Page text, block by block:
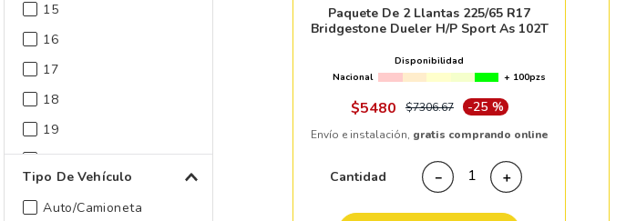
15
16
17
18
19
20
Tipo De Vehículo
Auto/Camioneta
Paquete De 2 Llantas 225/65 R17
Bridgestone Dueler H/P Sport As 102T
Disponibilidad
Nacional
+ 100pzs
$5480 $7306.67 -25 %
Envío e instalación, gratis comprando online
Cantidad ＋
－